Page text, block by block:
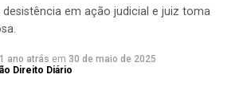
encontrou resistências em usar
ambiente de trabalho. Essas
em um empresa de varejo, onde
falta de entendimento sobre
foram evidentes.
em ação judicial e juiz toma
1 ano atrás em 30 de maio de 2025
Direito Diário